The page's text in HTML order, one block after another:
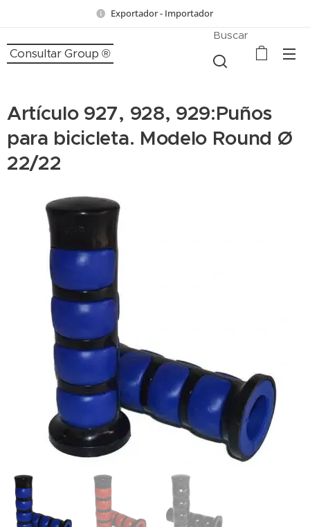
Exportador - Importador
Consultar Group ®
Buscar
Artículo 927, 928, 929:Puños
para bicicleta. Modelo Round Ø
22/22